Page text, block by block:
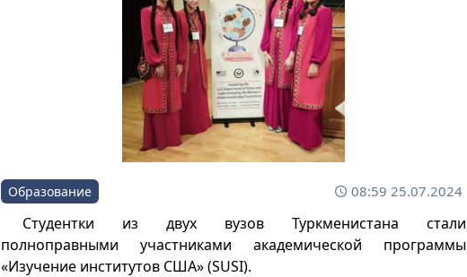
Образование 08:59 25.07.2024
Студентки из двух вузов Туркменистана стали
полноправными участниками академической программы
«Изучение институтов США» (SUSI).